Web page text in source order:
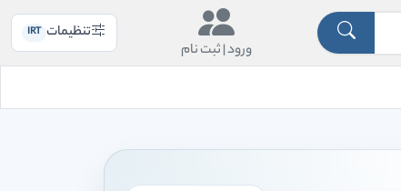
ورود |ثبت نام
تنظیمات IRT